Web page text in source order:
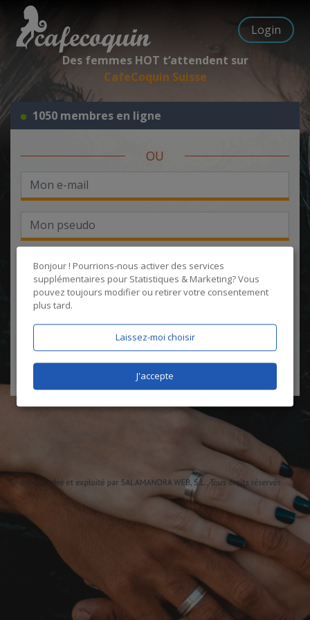
Login
Des femmes HOT t‘attendent sur
CafeCoquin Suisse
1050 membres en ligne
OU
J'accepte lesCGUet lapolitique de protection des données
certifie être âgé de plus de 18 ans
Bonjour ! Pourrions-nous activer des services
supplémentaires pour Statistiques & Marketing? Vous
pouvez toujours modifier ou retirer votre consentement
plus tard.
Laissez-moi choisir
J'accepte